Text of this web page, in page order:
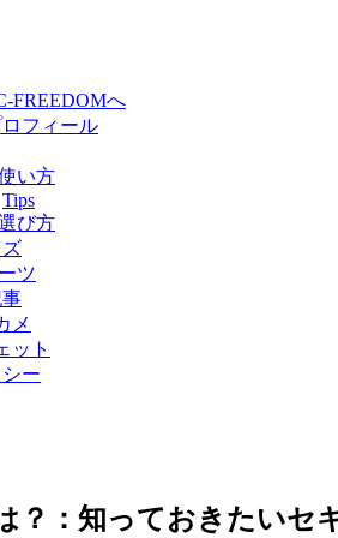
FREEDOMへ
フィール
い方
Tips
び方
ツ
メ
ット
ー
？：知っておきたいセ